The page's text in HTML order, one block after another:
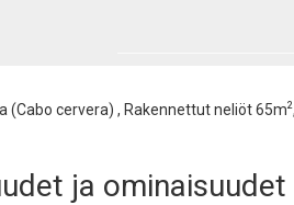
(Cabo cervera) , Rakennettut neliöt 65m2
ja ominaisuudet